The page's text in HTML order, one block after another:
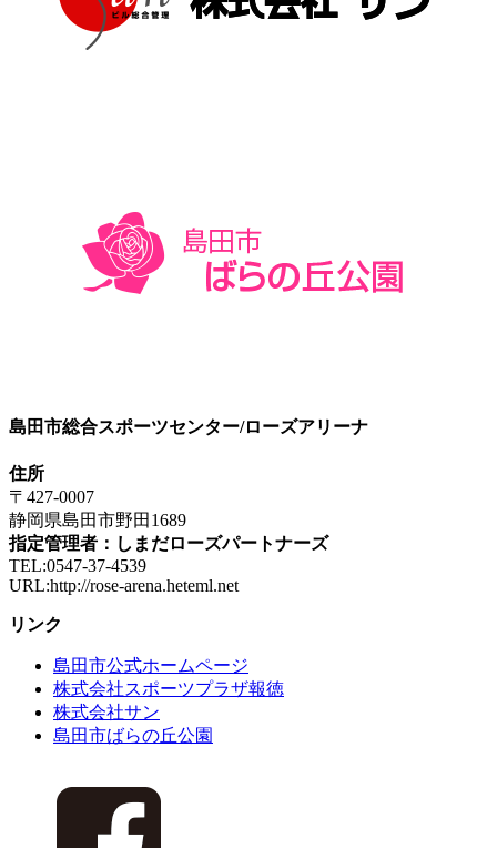
島田市総合スポーツセンター/ローズアリーナ
住所
〒427-0007
静岡県島田市野田1689
指定管理者：しまだローズパートナーズ
TEL:0547-37-4539
URL:http://rose-arena.heteml.net
リンク
島田市公式ホームページ
株式会社スポーツプラザ報徳
株式会社サン
島田市ばらの丘公園